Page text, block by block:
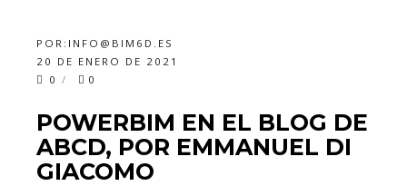
POR: INFO@BIM6D.ES
20 DE ENERO DE 2021
0
0
POWERBIM EN EL BLOG DE
ABCD, POR EMMANUEL DI
GIACOMO